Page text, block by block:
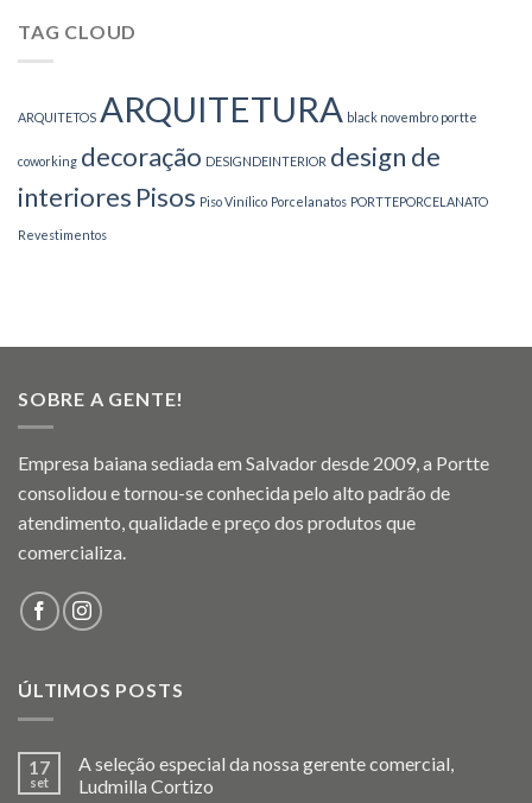
TAG CLOUD
ARQUITETOS ARQUITETURA black novembro portte
coworking decoração DESIGNDEINTERIOR design de
interiores Pisos Piso Vinílico Porcelanatos PORTTEPORCELANATO
Revestimentos
SOBRE A GENTE!
Empresa baiana sediada em Salvador desde 2009, a Portte
consolidou e tornou-se conhecida pelo alto padrão de
atendimento, qualidade e preço dos produtos que
comercializa.
ÚLTIMOS POSTS
17
set
A seleção especial da nossa gerente comercial,
Ludmilla Cortizo